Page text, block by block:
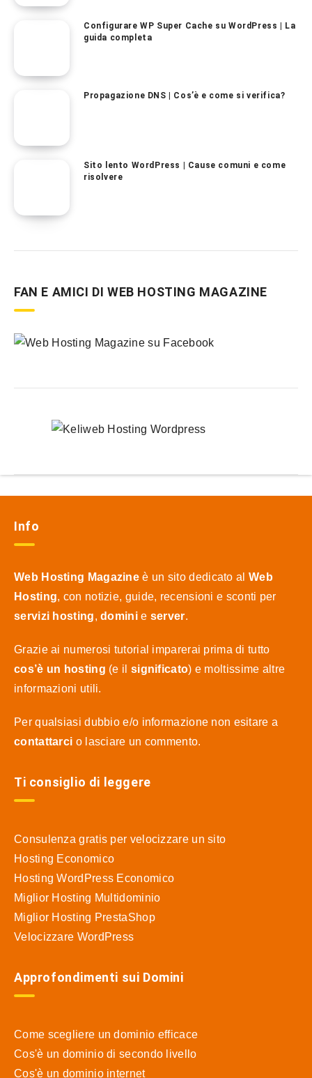
Configurare WP Super Cache su WordPress | La
guida completa
Propagazione DNS | Cos’è e come si verifica?
Sito lento WordPress | Cause comuni e come
risolvere
FAN E AMICI DI WEB HOSTING MAGAZINE
Info
Web Hosting Magazine è un sito dedicato al Web
Hosting, con notizie, guide, recensioni e sconti per
servizi hosting,dominie server.
Grazie ai numerosi tutorial imparerai prima di tutto
cos’è un hosting (e il significato) e moltissime altre
informazioni utili.
Per qualsiasi dubbio e/o informazione non esitare a
contattarci o lasciare un commento.
Ti consiglio di leggere
Consulenza gratis per velocizzare un sito
Hosting Economico
Hosting WordPress Economico
Miglior Hosting Multidominio
Miglior Hosting PrestaShop
Velocizzare WordPress
Approfondimenti sui Domini
Come scegliere un dominio efficace
Cos'è un dominio di secondo livello
Cos'è un dominio internet